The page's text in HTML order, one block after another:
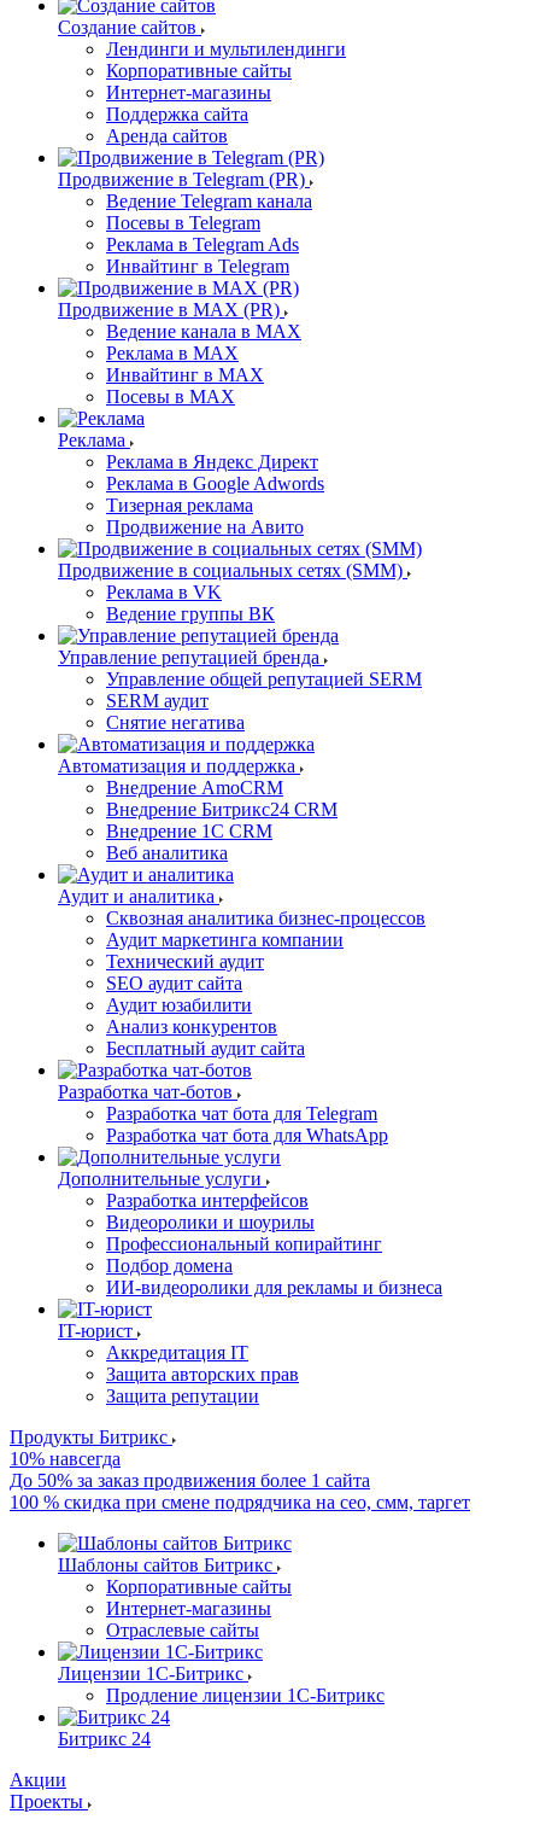
Создание сайтов
Лендинги и мультилендинги
Корпоративные сайты
Интернет-магазины
Поддержка сайта
Аренда сайтов
Продвижение в Telegram (PR)
Ведение Telegram канала
Посевы в Telegram
Реклама в Telegram Ads
Инвайтинг в Telegram
Продвижение в MAX (PR)
Ведение канала в MAX
Реклама в MAX
Инвайтинг в MAX
Посевы в MAX
Реклама
Реклама в Яндекс Директ
Реклама в Google Adwords
Тизерная реклама
Продвижение на Авито
Продвижение в социальных сетях (SMM)
Реклама в VK
Ведение группы ВК
Управление репутацией бренда
Управление общей репутацией SERM
SERM аудит
Снятие негатива
Автоматизация и поддержка
Внедрение AmoCRM
Внедрение Битрикс24 CRM
Внедрение 1C CRM
Веб аналитика
Аудит и аналитика
Сквозная аналитика бизнес-процессов
Аудит маркетинга компании
Технический аудит
SEO аудит сайта
Аудит юзабилити
Анализ конкурентов
Бесплатный аудит сайта
Разработка чат-ботов
Разработка чат бота для Telegram
Разработка чат бота для WhatsApp
Дополнительные услуги
Разработка интерфейсов
Видеоролики и шоурилы
Профессиональный копирайтинг
Подбор домена
ИИ-видеоролики для рекламы и бизнеса
IT-юрист
Аккредитация IT
Защита авторских прав
Защита репутации
Продукты Битрикс
10% навсегда
До 50% за заказ продвижения более 1 сайта
100 % скидка при смене подрядчика на сео, смм, таргет
Шаблоны сайтов Битрикс
Корпоративные сайты
Интернет-магазины
Отраслевые сайты
Лицензии 1С-Битрикс
Продление лицензии 1С-Битрикс
Битрикс 24
Акции
Проекты